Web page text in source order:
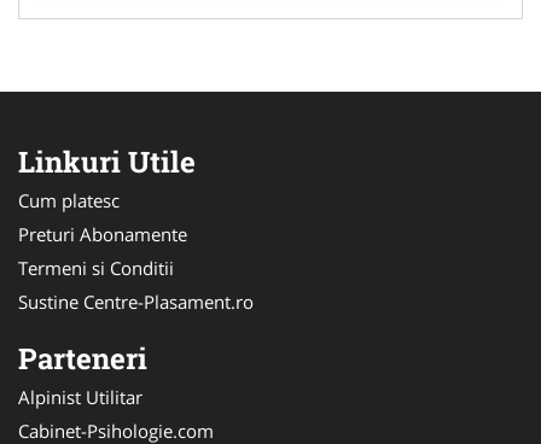
Linkuri Utile
Cum platesc
Preturi Abonamente
Termeni si Conditii
Sustine Centre-Plasament.ro
Parteneri
Alpinist Utilitar
Cabinet-Psihologie.com